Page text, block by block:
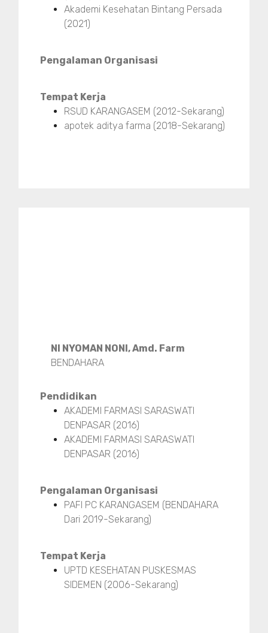
Akademi Kesehatan Bintang Persada
(2021)
Pengalaman Organisasi
Tempat Kerja
RSUD KARANGASEM (2012-Sekarang)
apotek aditya farma (2018-Sekarang)
NI NYOMAN NONI, Amd. Farm
BENDAHARA
Pendidikan
AKADEMI FARMASI SARASWATI
DENPASAR (2016)
AKADEMI FARMASI SARASWATI
DENPASAR (2016)
Pengalaman Organisasi
PAFI PC KARANGASEM (BENDAHARA
Dari 2019-Sekarang)
Tempat Kerja
UPTD KESEHATAN PUSKESMAS
SIDEMEN (2006-Sekarang)